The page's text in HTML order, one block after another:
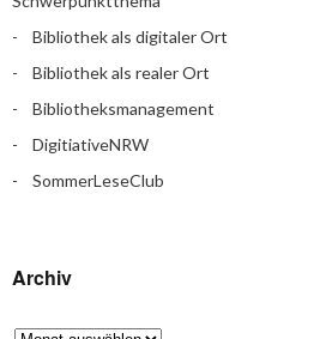
Bibliothek als digitaler Ort
Bibliothek als realer Ort
Bibliotheksmanagement
DigitiativeNRW
SommerLeseClub
Archiv